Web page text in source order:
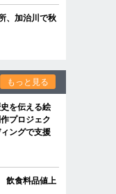
、加治川で秋
もっと見る
を伝える絵
プロジェク
ングで支援
飲食料品値上